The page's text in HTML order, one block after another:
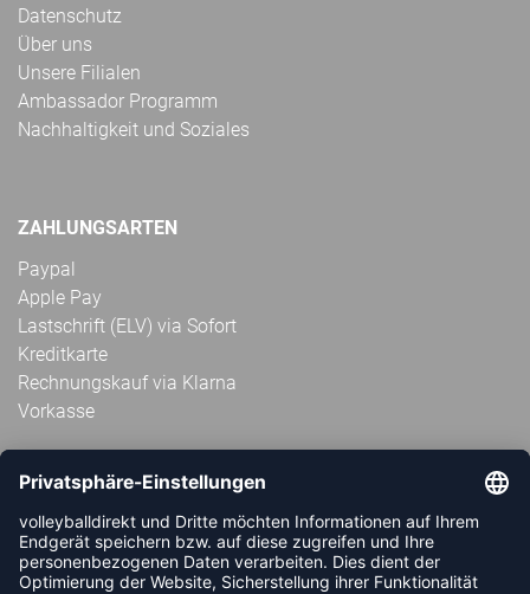
Datenschutz
Über uns
Unsere Filialen
Ambassador Programm
Nachhaltigkeit und Soziales
ZAHLUNGSARTEN
Paypal
Apple Pay
Lastschrift (ELV) via Sofort
Kreditkarte
Rechnungskauf via Klarna
Vorkasse
ABONNIERE JETZT DEN KOSTENLOSEN
VOLLEYBALLDIREKT-NEWSLETTER UND VERPASSE KEINE
NEUIGKEIT ODER AKTION MEHR.